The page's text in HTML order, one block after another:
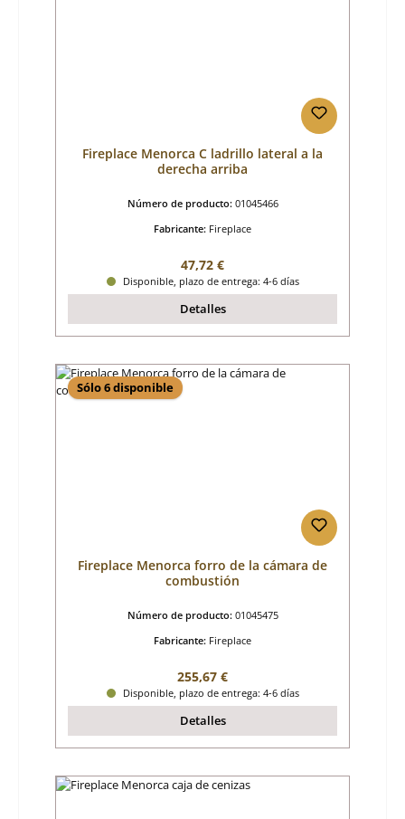
Fireplace Menorca C ladrillo lateral a la
derecha arriba
Número de producto: 01045466
Fabricante: Fireplace
Precio normal:
47,72 €
Disponible, plazo de entrega: 4-6 días
Detalles
Sólo 6 disponible
Fireplace Menorca forro de la cámara de
combustión
Número de producto: 01045475
Fabricante: Fireplace
Precio normal:
255,67 €
Disponible, plazo de entrega: 4-6 días
Detalles